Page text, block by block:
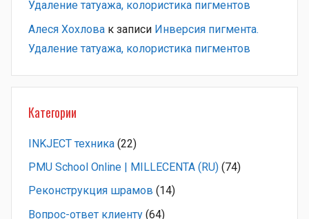
Удаление татуажа, колористика пигментов
Алеся Хохлова к записи Инверсия пигмента.
Удаление татуажа, колористика пигментов
Категории
INKJECT техника (22)
PMU School Online | MILLECENTA (RU) (74)
Pеконструкция шрамов (14)
Вопрос-ответ клиенту (64)